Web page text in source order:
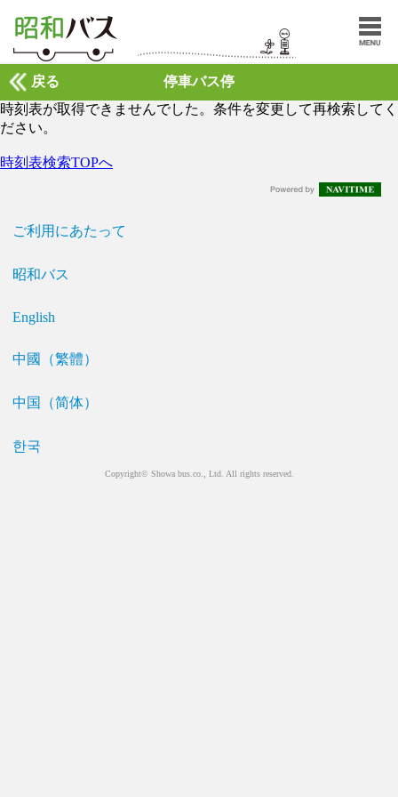
停車バス停
戻る
時刻表が取得できませんでした。条件を変更して再検索してく
ださい。
時刻表検索TOPへ
ご利用にあたって
昭和バス
English
中國（繁體）
中国（简体）
한국
Copyright© Showa bus.co., Ltd. All rights reserved.